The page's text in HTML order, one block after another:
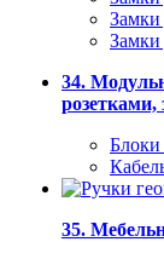
Замки
34.
розетками,
Блоки
35.